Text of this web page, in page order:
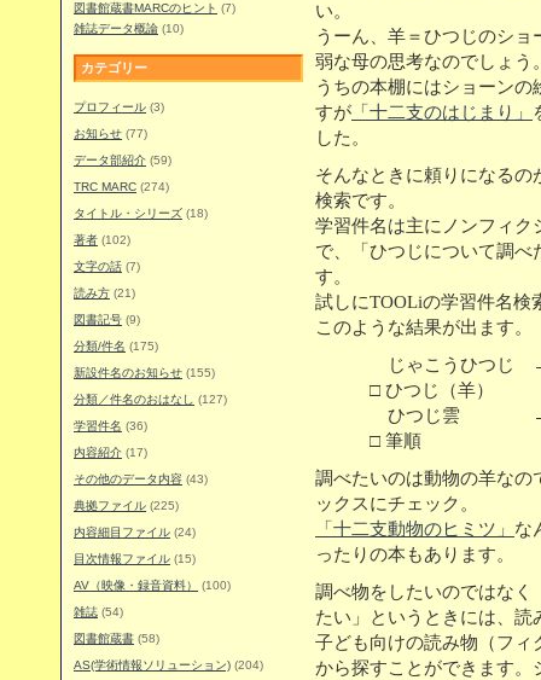
図書館蔵書MARCのヒント (7)
雑誌データ概論 (10)
カテゴリー
プロフィール (3)
お知らせ (77)
データ部紹介 (59)
TRC MARC (274)
タイトル・シリーズ (18)
著者 (102)
文字の話 (7)
読み方 (21)
図書記号 (9)
分類/件名 (175)
新設件名のお知らせ (155)
分類／件名のおはなし
(127)
学習件名 (36)
内容紹介 (17)
その他のデータ内容 (43)
典拠ファイル (225)
内容細目ファイル (24)
目次情報ファイル (15)
AV（映像・録音資料）
(100)
雑誌 (54)
図書館蔵書 (58)
AS(学術情報ソリューション) (204)
い。
うーん、羊＝ひつじのシ
弱な母の思考なのでしょう
うちの本棚にはショーン
すが 「十二支のはじまり」
した。
そんなときに頼りになる
検索です。
学習件名は主にノンフィク
で、「ひつじについて調
す。
試しにTOOLiの学習件名検
このような結果が出ます。
じゃこうひつじ →
□ ひつじ（羊）
ひつじ雲 →
□ 筆順
調べたいのは動物の羊なの
ックスにチェック。
「十二支動物のヒミツ」 な
ったりの本もあります。
調べ物をしたいのではなく
たい」というときには、読
子ども向けの読み物（フィ
から探すことができます。